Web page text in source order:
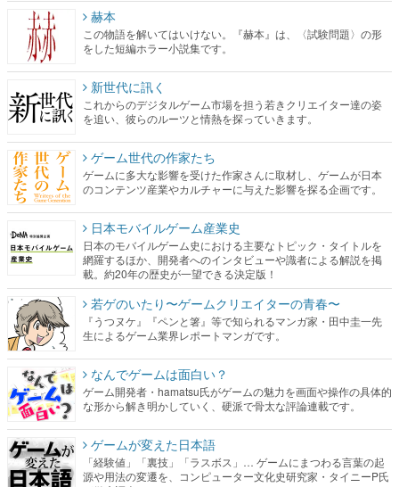
新世代に訊く
これからのデジタルゲーム市場を担う若きクリエイター達の姿
を追い、彼らのルーツと情熱を探っていきます。
ゲーム世代の作家たち
ゲームに多大な影響を受けた作家さんに取材し、ゲームが日本
のコンテンツ産業やカルチャーに与えた影響を探る企画です。
日本モバイルゲーム産業史
日本のモバイルゲーム史における主要なトピック・タイトルを
網羅するほか、開発者へのインタビューや識者による解説を掲
若ゲのいたり〜ゲームクリエイターの青春〜
『うつヌケ』『ペンと箸』等で知られるマンガ家・田中圭一先
生によるゲーム業界レポートマンガです。
なんでゲームは面白い？
ゲーム開発者・hamatsu氏がゲームの魅力を画面や操作の具体的
な形から解き明かしていく、硬派で骨太な評論連載です。
ゲームが変えた日本語
「経験値」「裏技」「ラスボス」… ゲームにまつわる言葉の起
源や用法の変遷を、コンピューター文化史研究家・タイニーP氏
カテゴリ